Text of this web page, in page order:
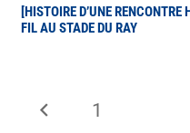
[HISTOIRE D’UNE
FIL AU STADE DU RAY
1